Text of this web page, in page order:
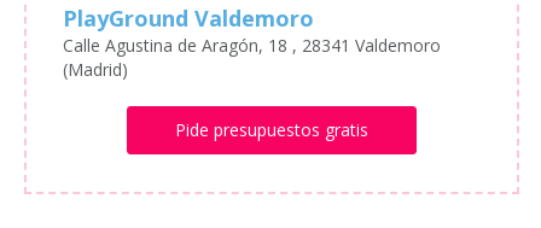
PlayGround Valdemoro
Calle Agustina de Aragón, 18 , 28341 Valdemoro
(Madrid)
Pide presupuestos gratis